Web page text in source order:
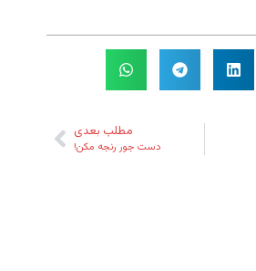
مطلب بعدی
دست جور رنجه مکن!